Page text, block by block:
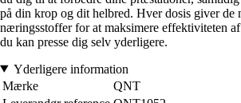
på din krop og dit helbred. Hver dosis giver de
næringsstoffer for at maksimere effektiviteten af
du kan presse dig selv yderligere.
Yderligere information
Mærke
QNT